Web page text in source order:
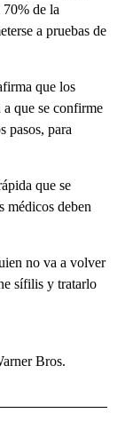
de la
a pruebas de
que los
que se confirme
pasos, para
que se
médicos deben
no va a volver
sífilis y tratarlo
Bros.